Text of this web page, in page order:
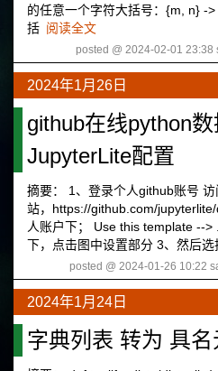
的任意一个字符大括号：{m, n} -
括 阅读全文
posted @ 2024-02-01 23:38
2024年1月26日
github在线python
JupyterLite配置
摘要： 1、登录个人github账号
站，https://github.com/
人账户下； Use this template --
下，点击图中设置部分 3、然后选
posted @ 2024-01-26 10:22
2024年1月24日
字典列表 转为 具